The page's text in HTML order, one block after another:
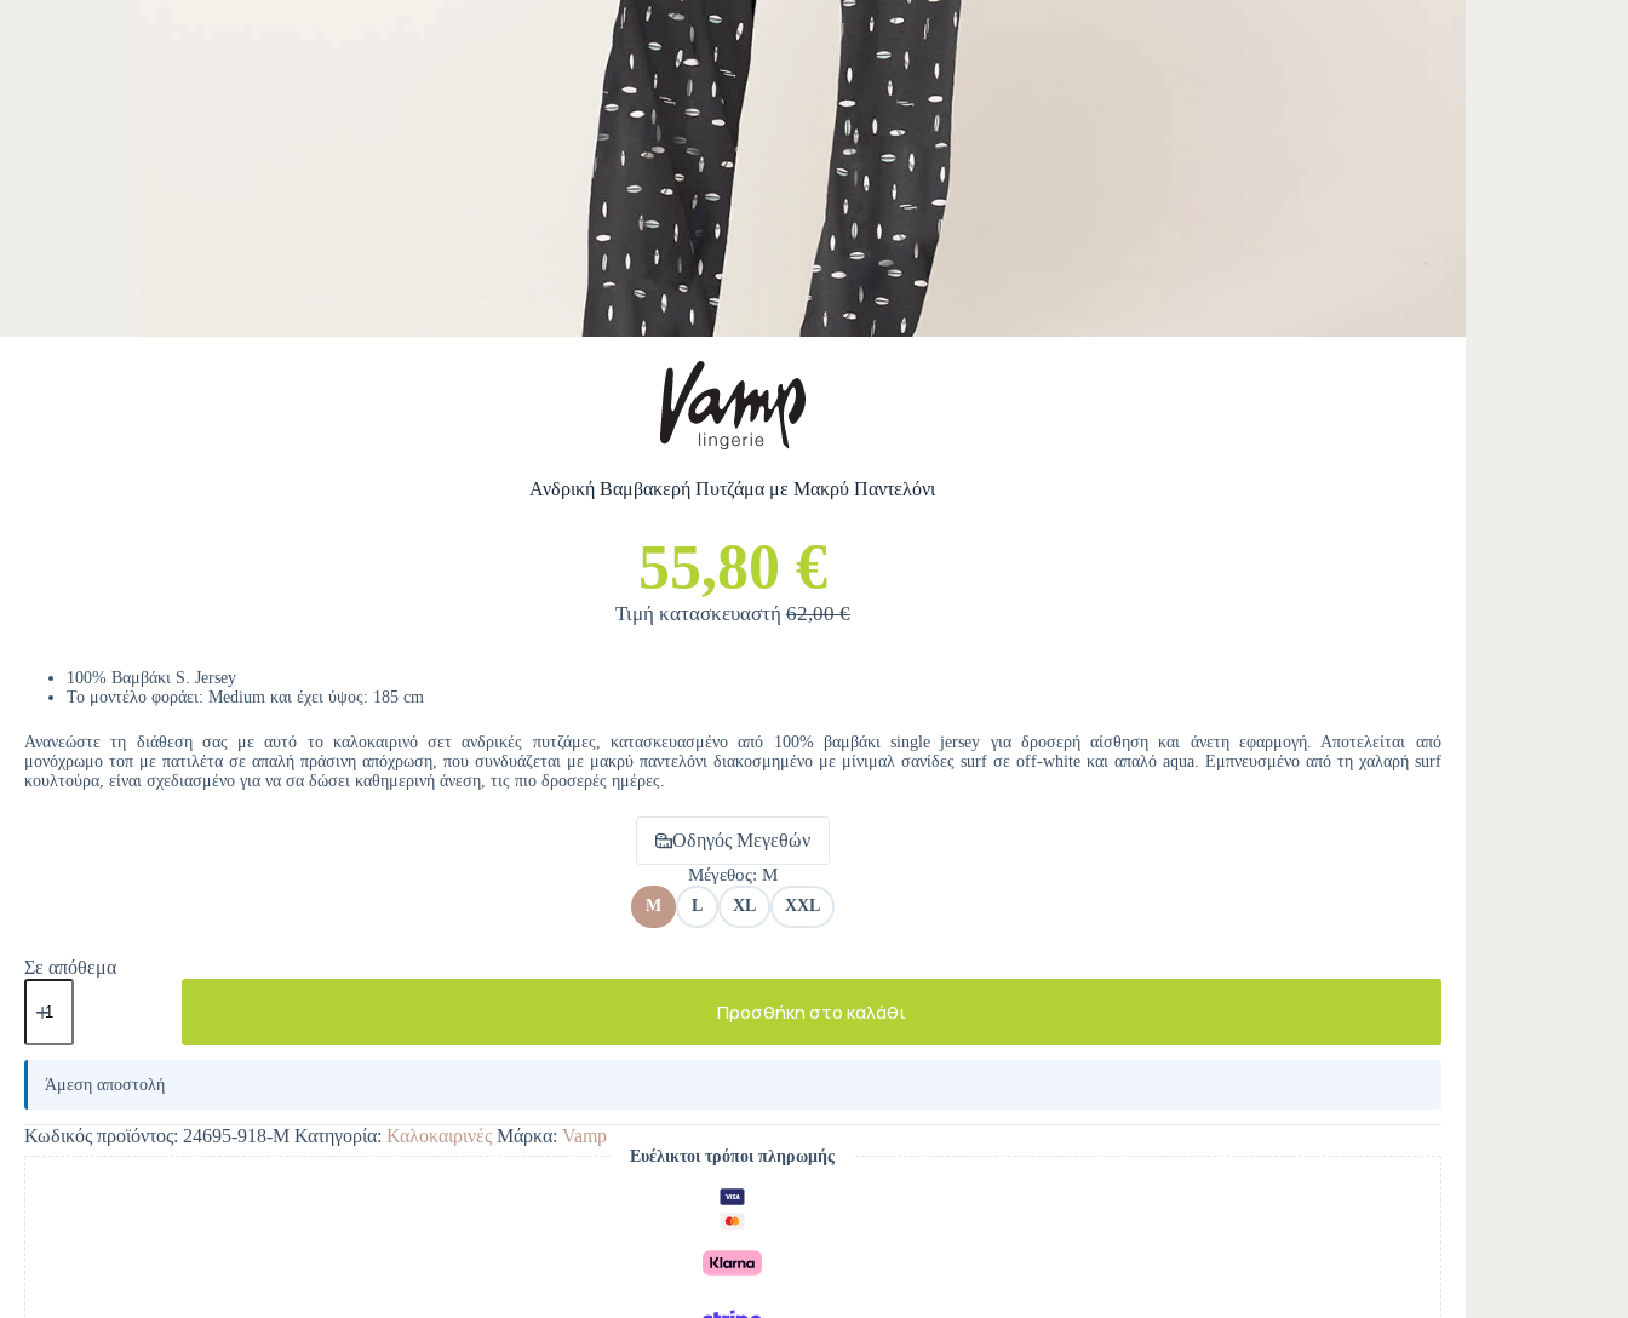
Ανδρική Βαμβακερή Πυτζάμα με Μακρύ Παντελόνι
55,80 €
Τιμή κατασκευαστή62,00 €
100% Βαμβάκι S. Jersey
Το μοντέλο φοράει: Medium και έχει ύψος: 185 cm
Ανανεώστε τη διάθεση σας με αυτό το καλοκαιρινό σετ ανδρικές πυτζάμες, κατασκευασμένο από 100% βαμβάκι single jersey για δροσερή αίσθηση και άνετη εφαρμογή. Αποτελείται από
μονόχρωμο τοπ με πατιλέτα σε απαλή πράσινη απόχρωση, που συνδυάζεται με μακρύ παντελόνι διακοσμημένο με μίνιμαλ σανίδες surf σε off-white και απαλό aqua. Εμπνευσμένο από τη χαλαρή surf
κουλτούρα, είναι σχεδιασμένο για να σα δώσει καθημερινή άνεση, τις πιο δροσερές ημέρες.
Οδηγός Μεγεθών
Μέγεθος: M
M L XL XXL
Σε απόθεμα
Προσθήκη στο καλάθι
A
e
r
n
a
t
i
v
e
:
Άμεση αποστολή
Κωδικός προϊόντος: 24695-918-M Κατηγορία: Καλοκαιρινές Μάρκα: Vamp
Ευέλικτοι τρόποι πληρωμής